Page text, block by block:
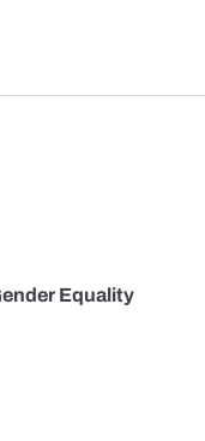
Equality